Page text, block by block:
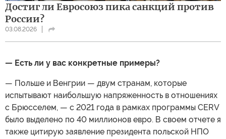
Достиг ли Евросоюз пика санкций против
России?
03.08.2026
— Есть ли у вас конкретные примеры?
— Польше и Венгрии — двум странам, которые
испытывают наибольшую напряженность в отношениях
с Брюсселем, — с 2021 года в рамках программы CERV
было выделено по 40 миллионов евро. В своем отчете я
также цитирую заявление президента польской НПО